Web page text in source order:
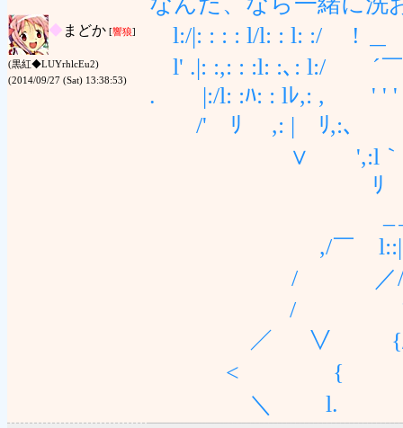
◆ まどか [響狼]
(黒紅◆LUYrhlcEu2)
(2014/09/27 (Sat) 13:38:53)
l:/|: : : : l/l: : l: :/
l' .|: :,: : :l: :､: l:/
. |:/l: :ﾊ: : lﾚ,: ,
/' ﾘ ,: |
∨ ',:l｀ _
ﾘ ,__}
,/￣ l::| , -///{/
/ ／/////l||､
/ ヽ////,ｲ
／ ∨ {//ｲ/
< { ｀
＼ l.